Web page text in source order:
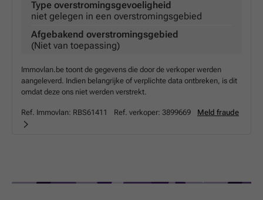
Type overstromingsgevoeligheid
niet gelegen in een overstromingsgebied
Afgebakend overstromingsgebied
(Niet van toepassing)
Immovlan.be toont de gegevens die door de verkoper werden
aangeleverd. Indien belangrijke of verplichte data ontbreken, is dit
omdat deze ons niet werden verstrekt.
Ref. Immovlan: RBS61411 Ref. verkoper: 3899669 Meld fraude